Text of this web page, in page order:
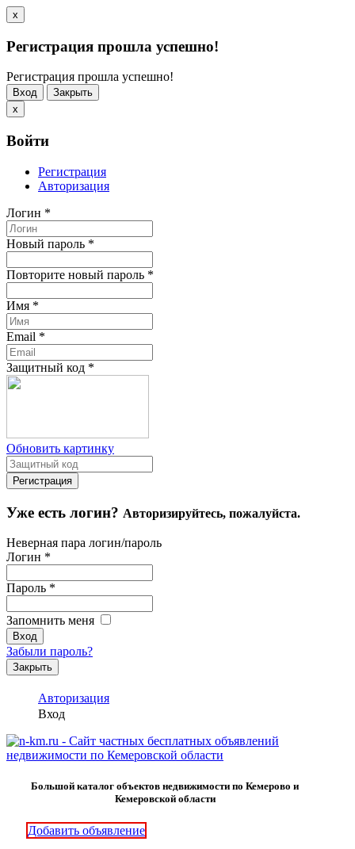
x
Регистрация прошла успешно!
Регистрация прошла успешно!
Вход
Закрыть
x
Войти
Регистрация
Авторизация
Логин *
Новый пароль *
Повторите новый пароль *
Имя *
Email *
Защитный код *
Обновить картинку
Уже есть логин? Авторизируйтесь, пожалуйста.
Неверная пара логин/пароль
Логин *
Пароль *
Запомнить меня
Забыли пароль?
Закрыть
Авторизация
Вход
Большой каталог объектов недвижимости по Кемерово и
Кемеровской области
Добавить объявление